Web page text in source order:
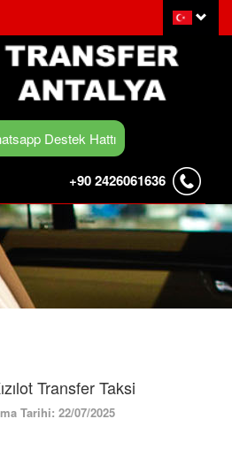
Destek Hattı
+90 2426061636
ANASAYFA
HABERLER
TRANSFER
GİRİŞİ / KAYIT
Transfer Taksi
Tarihi: 22/07/2025